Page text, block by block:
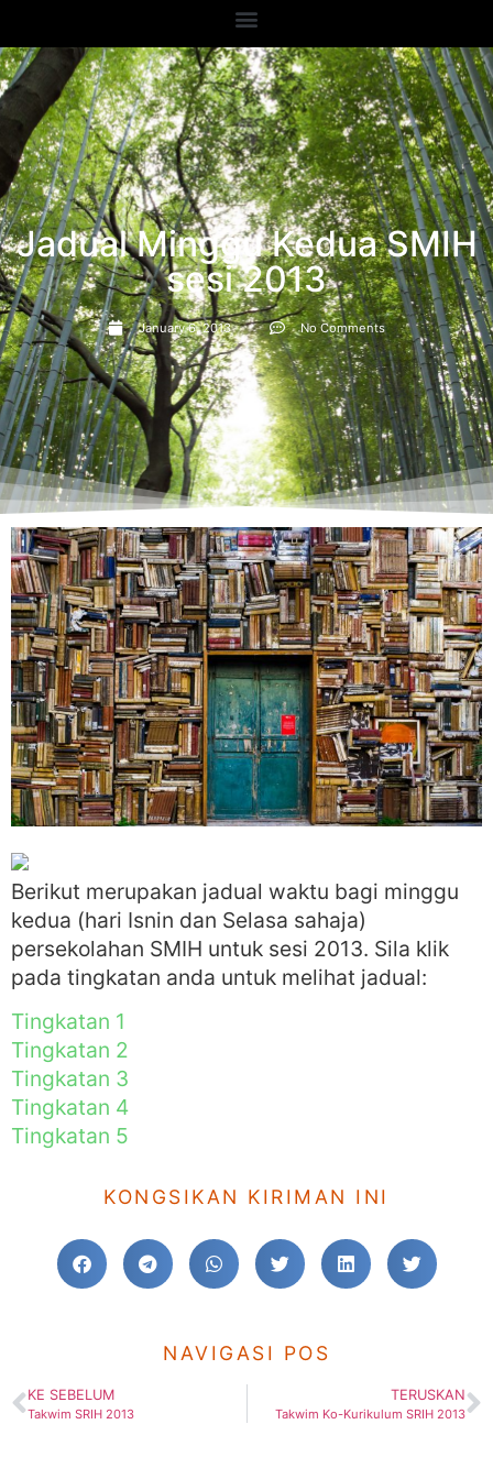
Jadual Minggu Kedua SMIH
sesi 2013
January 6, 2013 No Comments
Berikut merupakan jadual waktu bagi minggu
kedua (hari Isnin dan Selasa sahaja)
persekolahan SMIH untuk sesi 2013. Sila klik
pada tingkatan anda untuk melihat jadual:
Tingkatan 1
Tingkatan 2
Tingkatan 3
Tingkatan 4
Tingkatan 5
KONGSIKAN KIRIMAN INI
NAVIGASI POS
KE SEBELUM
Takwim SRIH 2013
TERUSKAN
Takwim Ko-Kurikulum SRIH 2013